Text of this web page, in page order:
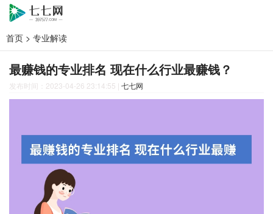
首页 > 专业解读
最赚钱的专业排名 现在什么行业最赚钱？
发布时间：2023-04-26 23:14:55 | 七七网